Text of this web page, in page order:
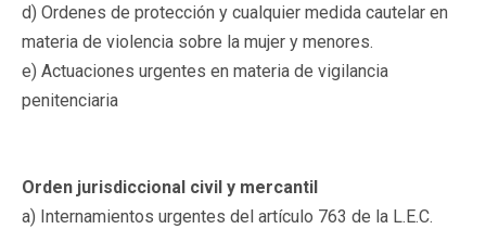
d) Ordenes de protección y cualquier medida cautelar en
materia de violencia sobre la mujer y menores.
e) Actuaciones urgentes en materia de vigilancia
penitenciaria
Orden jurisdiccional civil y mercantil
a) Internamientos urgentes del artículo 763 de la L.E.C.